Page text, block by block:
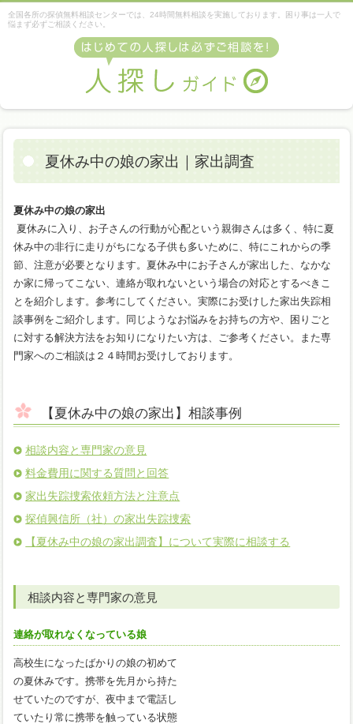
夏休み中の娘の家出｜家出調査
夏休み中の娘の家出
夏休みに入り、お子さんの行動が心配という親御さんは多く、特に夏
休み中の非行に走りがちになる子供も多いために、特にこれからの季
節、注意が必要となります。夏休み中にお子さんが家出した、なかな
か家に帰ってこない、連絡が取れないという場合の対応とするべきこ
とを紹介します。参考にしてください。実際にお受けした家出失踪相
談事例をご紹介します。同じようなお悩みをお持ちの方や、困りごと
に対する解決方法をお知りになりたい方は、ご参考ください。また専
門家へのご相談は２４時間お受けしております。
【夏休み中の娘の家出】相談事例
相談内容と専門家の意見
料金費用に関する質問と回答
家出失踪捜索依頼方法と注意点
探偵興信所（社）の家出失踪捜索
【夏休み中の娘の家出調査】について実際に相談する
相談内容と専門家の意見
連絡が取れなくなっている娘
高校生になったばかりの娘の初めて
の夏休みです。携帯を先月から持た
せていたのですが、夜中まで電話し
ていたり常に携帯を触っている状態
全国各所の探偵無料相談センターでは、24時間無料相談を実施しております。困り事は一人で
悩まず必ずご相談ください。